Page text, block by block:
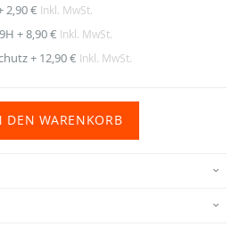
2,90 € Inkl. MwSt.
+8,90 € Inkl. MwSt.
+ 12,90 € Inkl. MwSt.
DEN WARENKORB